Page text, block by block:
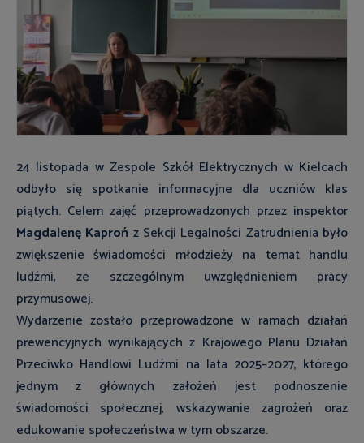
24 listopada w Zespole Szkół Elektrycznych w Kielcach
odbyło się spotkanie informacyjne dla uczniów klas
piątych. Celem zajęć przeprowadzonych przez inspektor
Magdalenę Kaproń z Sekcji Legalności Zatrudnienia było
zwiększenie świadomości młodzieży na temat handlu
ludźmi, ze szczególnym uwzględnieniem pracy
przymusowej.
Wydarzenie zostało przeprowadzone w ramach działań
prewencyjnych wynikających z Krajowego Planu Działań
Przeciwko Handlowi Ludźmi na lata 2025–2027, którego
jednym z głównych założeń jest podnoszenie
świadomości społecznej, wskazywanie zagrożeń oraz
edukowanie społeczeństwa w tym obszarze.